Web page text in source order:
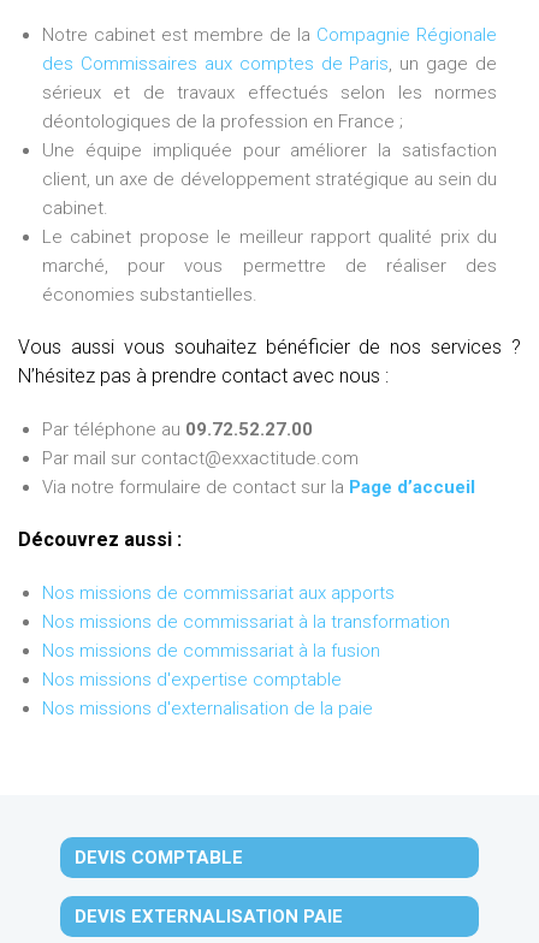
Notre cabinet est membre de la Compagnie Régionale
des Commissaires aux comptes de Paris, un gage de
sérieux et de travaux effectués selon les normes
déontologiques de la profession en France ;
Une équipe impliquée pour améliorer la satisfaction
client, un axe de développement stratégique au sein du
cabinet.
Le cabinet propose le meilleur rapport qualité prix du
marché, pour vous permettre de réaliser des
économies substantielles.
Vous aussi vous souhaitez bénéficier de nos services ?
N’hésitez pas à prendre contact avec nous :
Par téléphone au 09.72.52.27.00
Par mail sur contact@exxactitude.com
Via notre formulaire de contact sur la Page d’accueil
Découvrez aussi :
Nos missions de commissariat aux apports
Nos missions de commissariat à la transformation
Nos missions de commissariat à la fusion
Nos missions d'expertise comptable
Nos missions d'externalisation de la paie
DEVIS COMPTABLE
DEVIS EXTERNALISATION PAIE